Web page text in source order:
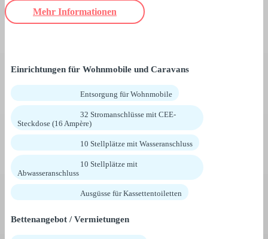
Mehr Informationen
Einrichtungen für Wohnmobile und Caravans
Entsorgung für Wohnmobile
32 Stromanschlüsse mit CEE-
Steckdose (16 Ampère)
10 Stellplätze mit Wasseranschluss
10 Stellplätze mit
Abwasseranschluss
Ausgüsse für Kassettentoiletten
Bettenangebot / Vermietungen